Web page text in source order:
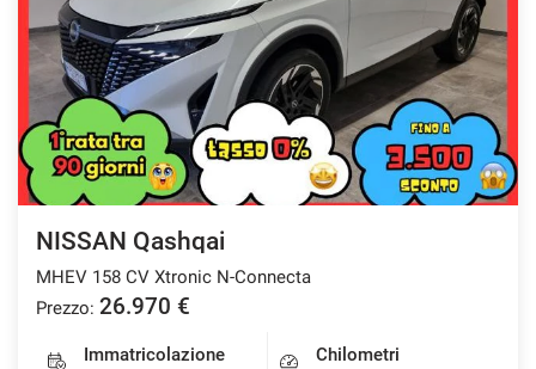
NISSAN Qashqai
MHEV 158 CV Xtronic N-Connecta
Prezzo: 26.970 €
Immatricolazione
Chilometri